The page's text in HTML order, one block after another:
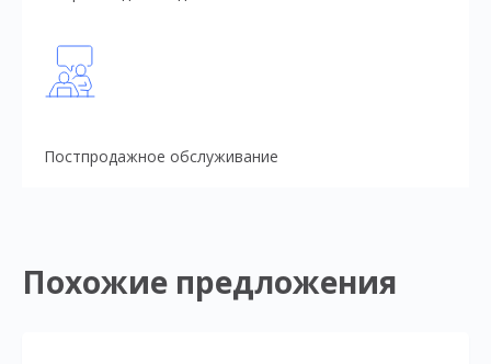
Постпродажное обслуживание
Похожие предложения